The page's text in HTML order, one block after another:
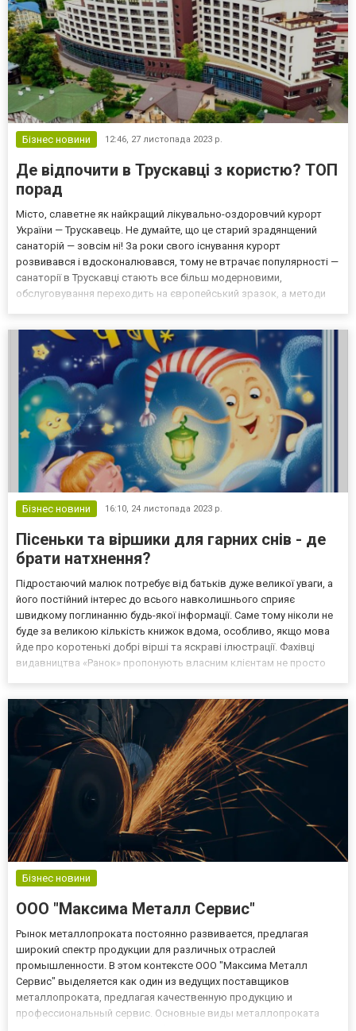
Бізнес новини 12:46, 27 листопада 2023 р.
Де відпочити в Трускавці з користю? ТОП
порад
Місто, славетне як найкращий лікувально-оздоровчий курорт
України — Трускавець. Не думайте, що це старий зрадянщений
санаторій — зовсім ні! За роки свого існування курорт
розвивався і вдосконалювався, тому не втрачає популярності —
санаторії в Трускавці стають все більш модерновими,
обслуговування переходить на європейський зразок, а методи
вас....
Бізнес новини 16:10, 24 листопада 2023 р.
Пісеньки та віршики для гарних снів - де
брати натхнення?
Підростаючий малюк потребує від батьків дуже великої уваги, а
його постійний інтерес до всього навколишнього сприяє
швидкому поглинанню будь-якої інформації. Саме тому ніколи не
буде за великою кількість книжок вдома, особливо, якщо мова
йде про коротенькі добрі вірші та яскраві ілюстрації. Фахівці
видавництва «Ранок» пропонують власним клієнтам не просто
Бізнес новини
ООО "Максима Металл Сервис"
Рынок металлопроката постоянно развивается, предлагая
широкий спектр продукции для различных отраслей
промышленности. В этом контексте ООО "Максима Металл
Сервис" выделяется как один из ведущих поставщиков
металлопроката, предлагая качественную продукцию и
профессиональный сервис. Основные виды металлопроката